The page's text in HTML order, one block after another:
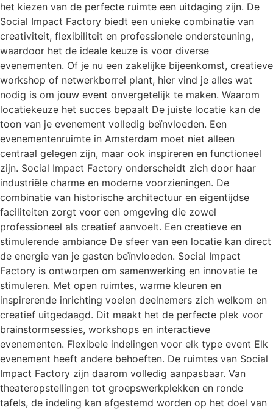
het kiezen van de perfecte ruimte een uitdaging zijn. De
Social Impact Factory biedt een unieke combinatie van
creativiteit, flexibiliteit en professionele ondersteuning,
waardoor het de ideale keuze is voor diverse
evenementen. Of je nu een zakelijke bijeenkomst, creatieve
workshop of netwerkborrel plant, hier vind je alles wat
nodig is om jouw event onvergetelijk te maken. Waarom
locatiekeuze het succes bepaalt De juiste locatie kan de
toon van je evenement volledig beïnvloeden. Een
evenementenruimte in Amsterdam moet niet alleen
centraal gelegen zijn, maar ook inspireren en functioneel
zijn. Social Impact Factory onderscheidt zich door haar
industriële charme en moderne voorzieningen. De
combinatie van historische architectuur en eigentijdse
faciliteiten zorgt voor een omgeving die zowel
professioneel als creatief aanvoelt. Een creatieve en
stimulerende ambiance De sfeer van een locatie kan direct
de energie van je gasten beïnvloeden. Social Impact
Factory is ontworpen om samenwerking en innovatie te
stimuleren. Met open ruimtes, warme kleuren en
inspirerende inrichting voelen deelnemers zich welkom en
creatief uitgedaagd. Dit maakt het de perfecte plek voor
brainstormsessies, workshops en interactieve
evenementen. Flexibele indelingen voor elk type event Elk
evenement heeft andere behoeften. De ruimtes van Social
Impact Factory zijn daarom volledig aanpasbaar. Van
theateropstellingen tot groepswerkplekken en ronde
tafels, de indeling kan afgestemd worden op het doel van